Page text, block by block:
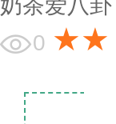
奶茶爱八卦
0 ★★